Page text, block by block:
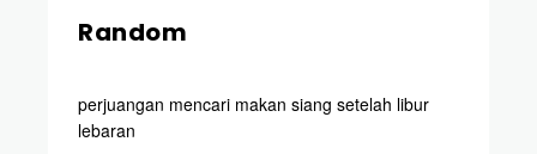
Random
perjuangan mencari makan siang setelah libur
lebaran